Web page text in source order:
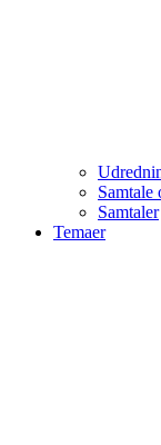
Samtale
Samtaler
Temaer